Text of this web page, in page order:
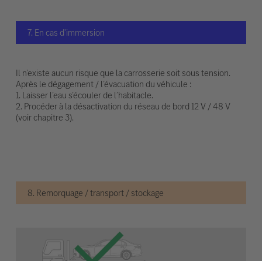
7. En cas d'immersion
Il n’existe aucun risque que la carrosserie soit sous tension.
Après le dégagement / l’évacuation du véhicule :
1. Laisser l’eau s’écouler de l’habitacle.
2. Procéder à la désactivation du réseau de bord 12 V / 48 V
(voir chapitre 3).
8. Remorquage / transport / stockage